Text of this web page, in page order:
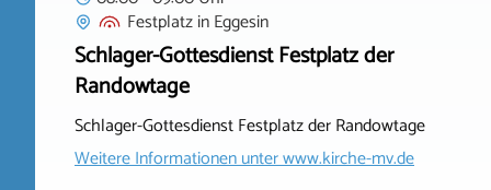
FestplatzinEggesin
Schlager-Gottesdienst Festplatz der
Randowtage
Schlager-Gottesdienst Festplatz der Randowtage
Weitere Informationen unterwww.kirche-mv.de